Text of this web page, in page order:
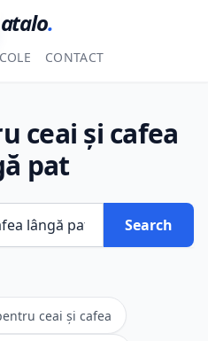
atalo.
CONTACT
ceai și cafea
pat
Search
ceai și cafea